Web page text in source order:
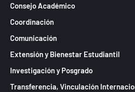
Consejo Académico
Coordinación
Comunicación
Extensión y Bienestar Estudiantil
Investigación y Posgrado
Transferencia, Vinculación